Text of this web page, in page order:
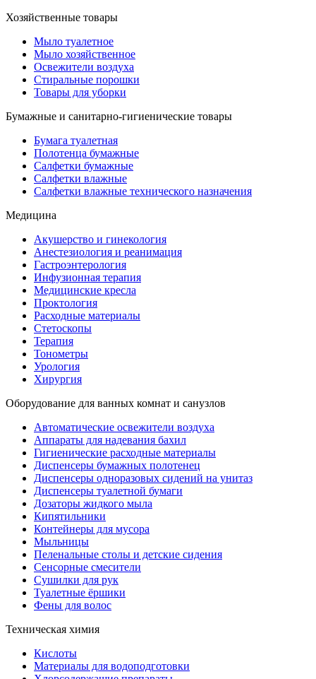
Хозяйственные товары
Мыло туалетное
Мыло хозяйственное
Освежители воздуха
Стиральные порошки
Товары для уборки
Бумажные и санитарно-гигиенические товары
Бумага туалетная
Полотенца бумажные
Салфетки бумажные
Салфетки влажные
Салфетки влажные технического назначения
Медицина
Акушерство и гинекология
Анестезиология и реанимация
Гастроэнтерология
Инфузионная терапия
Медицинские кресла
Проктология
Расходные материалы
Стетоскопы
Терапия
Тонометры
Урология
Хирургия
Оборудование для ванных комнат и санузлов
Автоматические освежители воздуха
Аппараты для надевания бахил
Гигиенические расходные материалы
Диспенсеры бумажных полотенец
Диспенсеры одноразовых сидений на унитаз
Диспенсеры туалетной бумаги
Дозаторы жидкого мыла
Кипятильники
Контейнеры для мусора
Мыльницы
Пеленальные столы и детские сидения
Сенсорные смесители
Сушилки для рук
Туалетные ёршики
Фены для волос
Техническая химия
Кислоты
Материалы для водоподготовки